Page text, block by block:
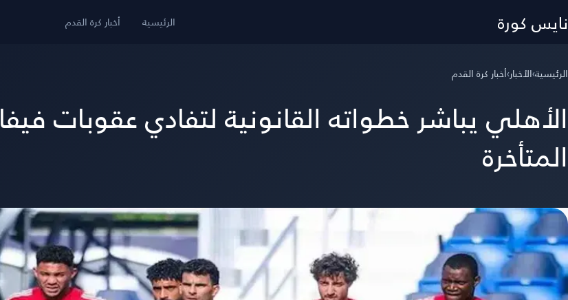
نايس كورة الرئيسية أخبار كرة القدم
الرئيسية›الأخبار›أخبار كرة القدم
الأهلي يباشر خطواته القانونية لتفادي عقوبات
المتأخرة